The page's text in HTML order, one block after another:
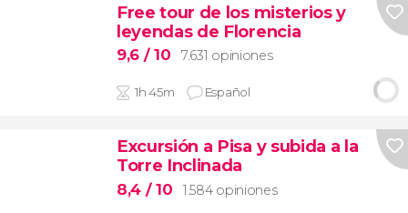
Free tour de los misterios y
leyendas de Florencia
9,6 / 10 7.631 opiniones
1h 45m Español
Excursión a Pisa y subida a la
Torre Inclinada
8,4 / 10 1.584 opiniones